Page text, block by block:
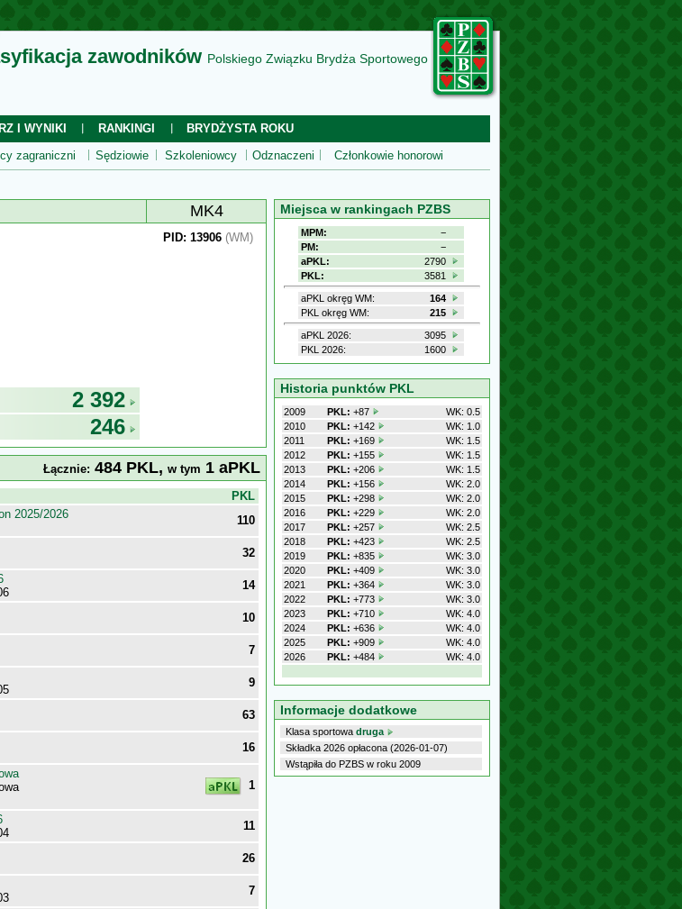
zawodników Polskiego Związku Brydża Sportowego
I WYNIKI RANKINGI
BRYDŻYSTA ROKU
zagraniczni Sędziowie Szkoleniowcy Odznaczeni Członkowie honorowi
MK4
2 392
246
PID: 13906 (WM)
Łącznie: 484 PKL, w tym 1 aPKL
PKL
2025/2026
110
32
14
10
7
9
63
16
1
11
26
7
Miejsca w rankingach PZBS
MPM:
−
PM:
−
aPKL:
2790
PKL:
3581
aPKL okręg WM:
164
PKL okręg WM:
215
aPKL 2026:
3095
PKL 2026:
1600
Historia punktów PKL
2009 PKL: +87
WK: 0.5
2010
PKL: +142
WK: 1.0
2011
PKL: +169
WK: 1.5
2012
PKL: +155
WK: 1.5
2013
PKL: +206
WK: 1.5
2014
PKL: +156
WK: 2.0
2015
PKL: +298
WK: 2.0
2016
PKL: +229
WK: 2.0
2017
PKL: +257
WK: 2.5
2018
PKL: +423
WK: 2.5
2019
PKL: +835
WK: 3.0
2020
PKL: +409
WK: 3.0
2021
PKL: +364
WK: 3.0
2022
PKL: +773
WK: 3.0
2023
PKL: +710
WK: 4.0
2024
PKL: +636
WK: 4.0
2025
PKL: +909
WK: 4.0
2026
PKL: +484 WK: 4.0
Informacje dodatkowe
Klasa sportowa druga
Składka 2026 opłacona (2026-01-07)
Wstąpiła do PZBS w roku 2009